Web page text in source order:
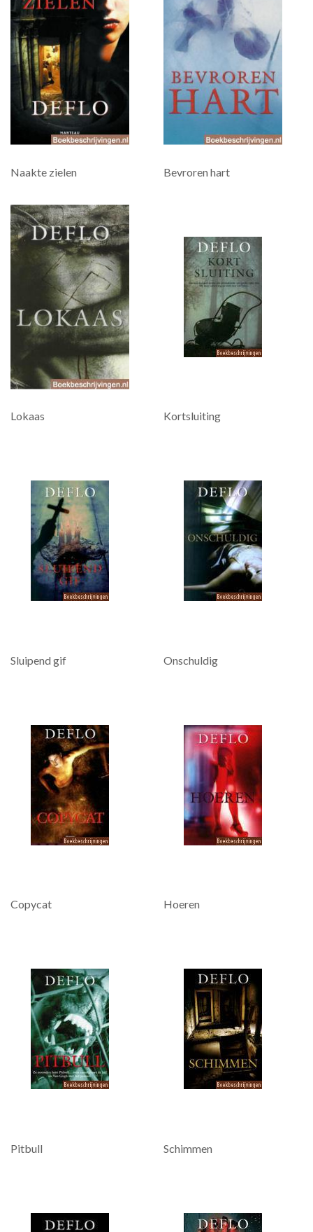
Naakte zielen Bevroren hart
Lokaas Kortsluiting
Sluipend gif Onschuldig
Copycat Hoeren
Pitbull Schimmen